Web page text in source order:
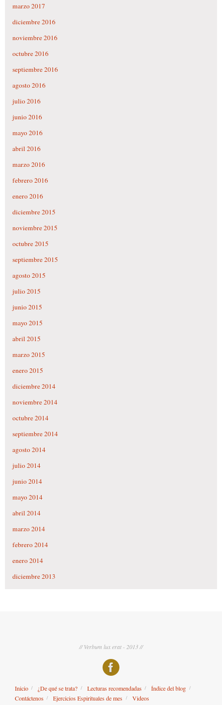
marzo 2017
diciembre 2016
noviembre 2016
octubre 2016
septiembre 2016
agosto 2016
julio 2016
junio 2016
mayo 2016
abril 2016
marzo 2016
febrero 2016
enero 2016
diciembre 2015
noviembre 2015
octubre 2015
septiembre 2015
agosto 2015
julio 2015
junio 2015
mayo 2015
abril 2015
marzo 2015
enero 2015
diciembre 2014
noviembre 2014
octubre 2014
septiembre 2014
agosto 2014
julio 2014
junio 2014
mayo 2014
abril 2014
marzo 2014
febrero 2014
enero 2014
diciembre 2013
// Verbum lux erat - 2013 //
Inicio ¿De qué se trata? Lecturas recomendadas
Índice del blog
Contáctenos
Ejercicios Espirituales de mes
Videos